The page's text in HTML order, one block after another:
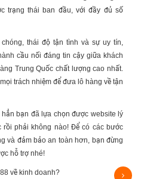
trạng thái ban đầu, với đầy đủ số
thái độ tận tình và sự uy tín,
cầu nối đáng tin cậy giữa khách
Trung Quốc chất lượng cao nhất.
trách nhiệm để đưa lô hàng về tận
bạn đã lựa chọn được website lý
rồi phải không nào! Để có các bước
và đảm bảo an toàn hơn, bạn đừng
hỗ trợ nhé!
doanh? Cách nhập